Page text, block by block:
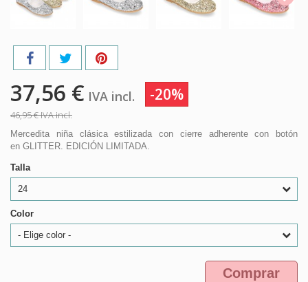
37,56 € IVA incl. -20%
46,95 €IVA incl.
Mercedita niña clásica estilizada con cierre adherente con botón
en GLITTER. EDICIÓN LIMITADA.
Talla
24
Color
- Elige color -
Comprar